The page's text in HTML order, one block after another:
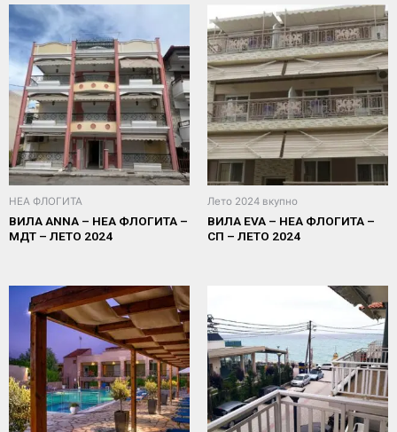
НЕА ФЛОГИТА
ВИЛА ANNA – НЕА ФЛОГИТА –
МДТ – ЛЕТО 2024
Лето 2024 вкупно
ВИЛА EVA – НЕА ФЛОГИТА –
СП – ЛЕТО 2024